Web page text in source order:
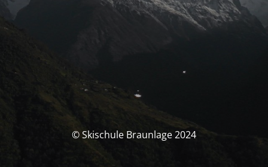
© Skischule Braunlage 2024